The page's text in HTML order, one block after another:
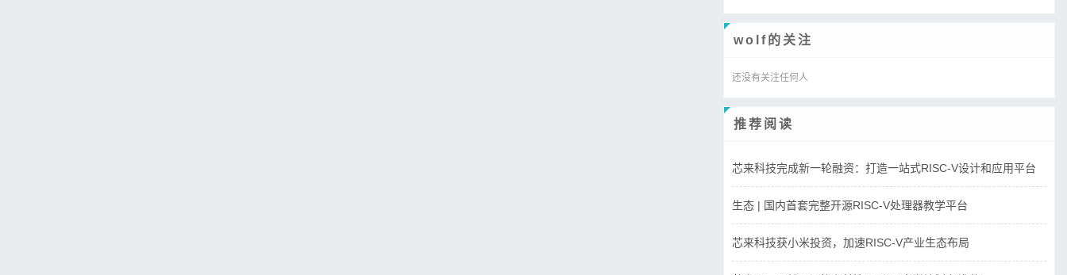
wolf的关注
还没有关注任何人
推荐阅读
芯来科技完成新一轮融资：打造一站式RISC-V设计和应用平台
生态 | 国内首套完整开源RISC-V处理器教学平台
芯来科技获小米投资，加速RISC-V产业生态布局